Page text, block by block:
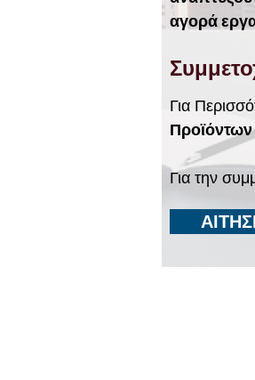
αγορά
Για
Για την